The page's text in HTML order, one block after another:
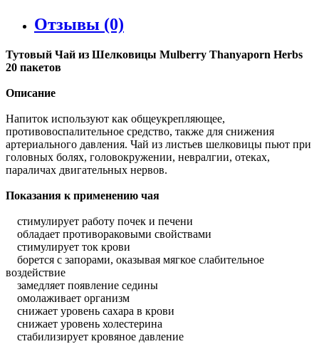
Отзывы (0)
Тутовый Чай из Шелковицы Mulberry Thanyaporn Herbs
20 пакетов
Описание
Напиток используют как общеукрепляющее,
противовоспалительное средство, также для снижения
артериального давления. Чай из листьев шелковицы пьют при
головных болях, головокружении, невралгии, отеках,
параличах двигательных нервов.
Показания к применению чая
стимулирует работу почек и печени
обладает противораковыми свойствами
стимулирует ток крови
борется с запорами, оказывая мягкое слабительное
воздействие
замедляет появление седины
омолаживает организм
снижает уровень сахара в крови
снижает уровень холестерина
стабилизирует кровяное давление